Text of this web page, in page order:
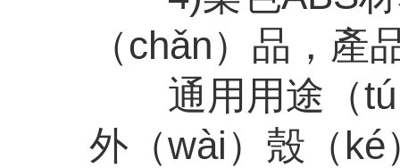
（chǎn）品，產
通用用途（tú
外（wài）殼（